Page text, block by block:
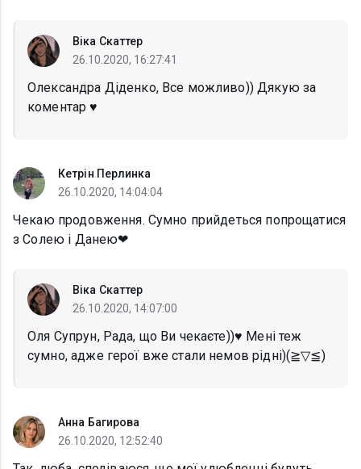
Віка Скаттер
26.10.2020, 16:27:41
Олександра Діденко, Все можливо)) Дякую за
коментар ♥️
Кетрін Перлинка
26.10.2020, 14:04:04
Чекаю продовження. Сумно прийдеться попрощатися
з Солею і Данею❤
Віка Скаттер
26.10.2020, 14:07:00
Оля Супрун, Рада, що Ви чекаєте))♥️ Мені теж
сумно, адже герої вже стали немов рідні)(≧▽≦)
Анна Багирова
26.10.2020, 12:52:40